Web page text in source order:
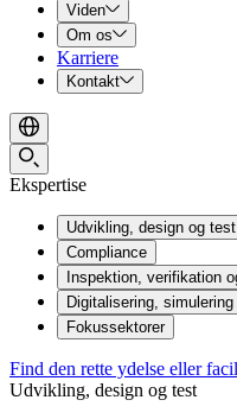
Viden
Om os
Karriere
Kontakt
Ekspertise
Udvikling, design og test
Compliance
Inspektion, verifikation
Digitalisering,
Fokussektorer
Find den rette ydelse eller
Udvikling, design og test